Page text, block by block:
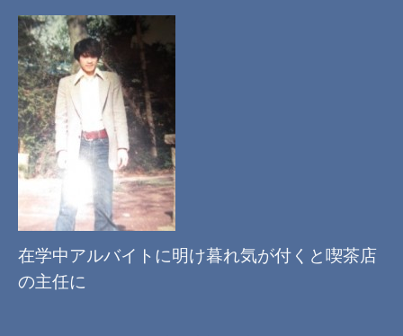
在学中アルバイトに明け暮れ気が付くと喫茶店
の主任に